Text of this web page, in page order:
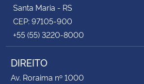
Planalto
Santa Maria - RS
CEP: 97105-900
+55 (55) 3220-8000
DIREITO
Av. Roraima nº 1000